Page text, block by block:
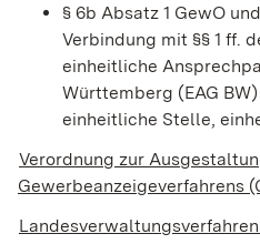
§ 6b Absatz 1 GewO und
Verbindung mit §§ 1 ff.
einheitliche
Württemberg (EAG BW)
einheitliche Stelle,
Verordnung zur
Gewerbeanzeigeverfahrens